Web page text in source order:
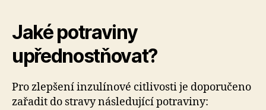
Jaké potraviny
upřednostňovat?
Pro zlepšení inzulínové citlivosti je doporučeno
zařadit do stravy následující potraviny: